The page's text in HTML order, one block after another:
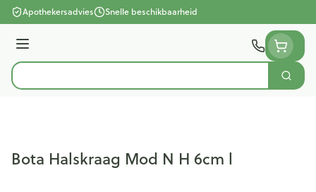
Ga naar de inhoud
Apothekersadvies Snelle beschikbaarheid
Menu
Product, merk, categorie... Zoek
Bota Halskraag Mod N H 6cm l